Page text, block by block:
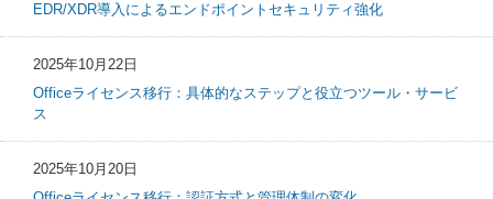
EDR/XDR導入によるエンドポイントセキュリティ強化
2025年10月22日
Officeライセンス移行：具体的なステップと役立つツール・サービ
ス
2025年10月20日